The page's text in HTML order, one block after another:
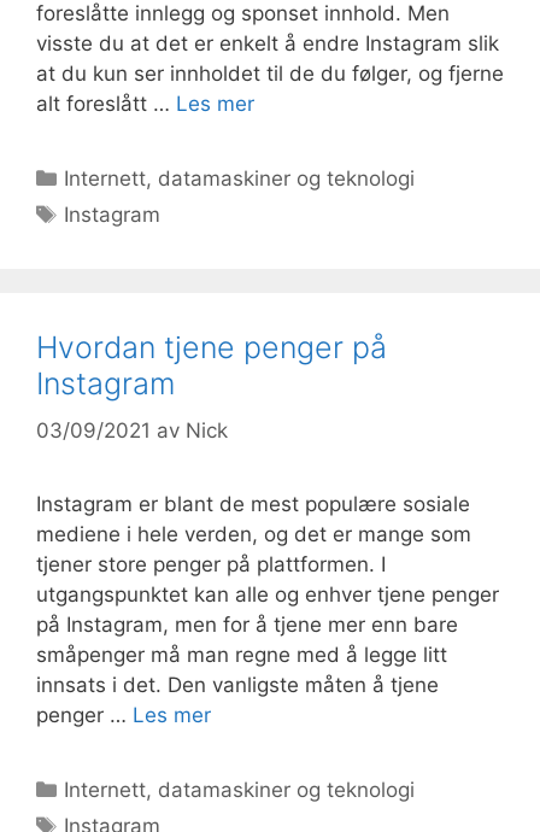
foreslåtte innlegg og sponset innhold. Men
visste du at det er enkelt å endre Instagram slik
at du kun ser innholdet til de du følger, og fjerne
alt foreslått … Les mer
Kategorier
Internett, datamaskiner og teknologi
Stikkord
Instagram
Hvordan tjene penger på
Instagram
03/09/2021 av Nick
Instagram er blant de mest populære sosiale
mediene i hele verden, og det er mange som
tjener store penger på plattformen. I
utgangspunktet kan alle og enhver tjene penger
på Instagram, men for å tjene mer enn bare
småpenger må man regne med å legge litt
innsats i det. Den vanligste måten å tjene
penger … Les mer
Kategorier
Internett, datamaskiner og teknologi
Stikkord
Instagram